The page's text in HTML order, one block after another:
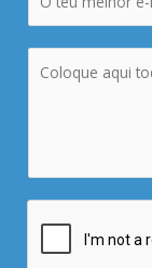
g
e